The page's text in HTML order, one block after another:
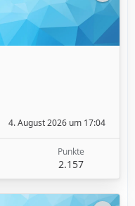
4. August 2026 um 17:04
Punkte
2.157